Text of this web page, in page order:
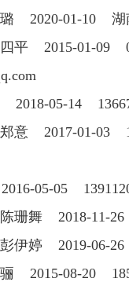
2020-01-10 湖
平 2015-01-09
05-14
意 2017-01-03
05-05
珊舞 2018-11-
伊婷 2019-06-
2015-08-20